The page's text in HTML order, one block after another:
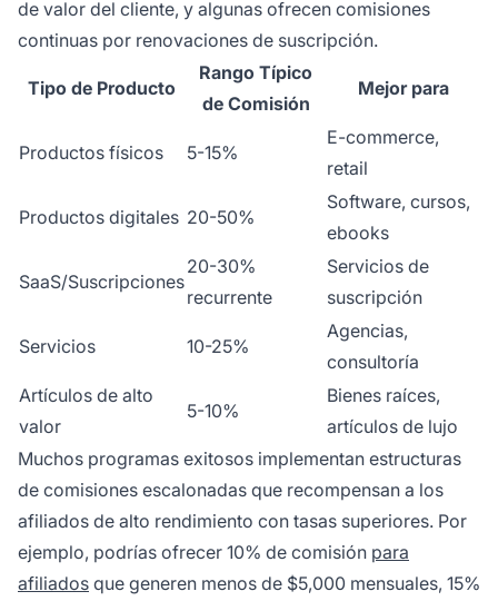
de valor del cliente, y algunas ofrecen comisiones
continuas por renovaciones de suscripción.
Tipo de Producto
Rango Típico
de Comisión
Mejor para
Productos físicos 5-15%
E-commerce,
retail
Productos digitales 20-50%
Software, cursos,
ebooks
SaaS/Suscripciones
20-30%
recurrente
Servicios de
suscripción
Servicios 10-25%
Agencias,
consultoría
Artículos de alto
valor
5-10%
Bienes raíces,
artículos de lujo
Muchos programas exitosos implementan estructuras
de comisiones escalonadas que recompensan a los
afiliados de alto rendimiento con tasas superiores. Por
ejemplo, podrías ofrecer 10% de comisión para
afiliados que generen menos de $5,000 mensuales, 15%